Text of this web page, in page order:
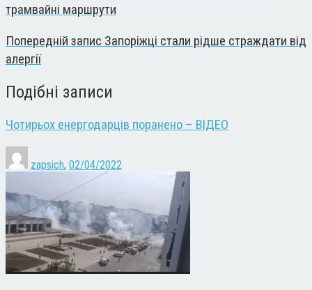
трамвайні маршрути
Попередній запис Запоріжці стали рідше страждати від
алергії
Подібні записи
Чотирьох енергодарців поранено – ВІДЕО
zapsich, 02/04/2022